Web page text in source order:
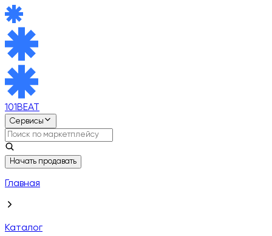
101BEAT
Сервисы
Начать продавать
Главная
Каталог